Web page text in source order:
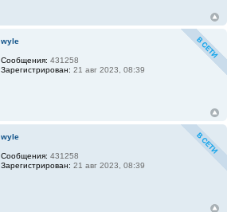
wyle
Сообщения: 431258
Зарегистрирован: 21 авг 2023, 08:39
wyle
Сообщения: 431258
Зарегистрирован: 21 авг 2023, 08:39